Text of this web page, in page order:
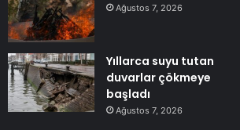
Ağustos 7, 2026
Yıllarca suyu tutan
duvarlar çökmeye
başladı
Ağustos 7, 2026